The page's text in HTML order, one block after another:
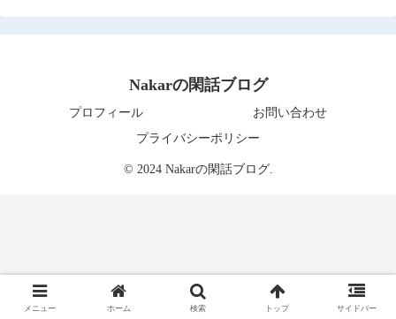
Nakarの閑話ブログ
プロフィール
お問い合わせ
プライバシーポリシー
© 2024 Nakarの閑話ブログ.
メニュー ホーム 検索 トップ サイドバー